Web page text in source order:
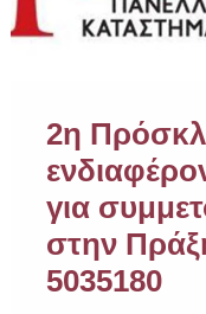
2η
για
στην
5035180